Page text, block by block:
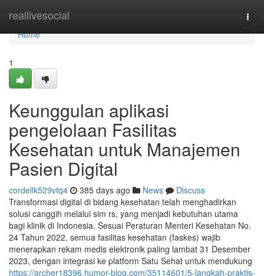
reallivesocial
Home
Home
1
Keunggulan aplikasi
pengelolaan Fasilitas
Kesehatan untuk Manajemen
Pasien Digital
cordellk529vtq4 385 days ago News
Discuss
Transformasi digital di bidang kesehatan telah menghadirkan
solusi canggih melalui sim rs, yang menjadi kebutuhan utama
bagi klinik di Indonesia. Sesuai Peraturan Menteri Kesehatan No.
24 Tahun 2022, semua fasilitas kesehatan (faskes) wajib
menerapkan rekam medis elektronik paling lambat 31 Desember
2023, dengan integrasi ke platform Satu Sehat untuk mendukung
https://archer18396.humor-blog.com/35114601/5-langkah-praktis-